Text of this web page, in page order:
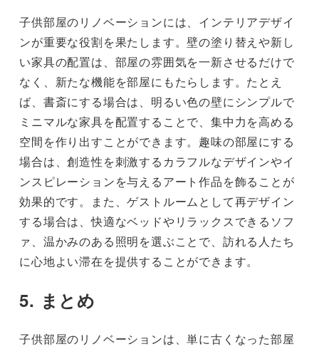
子供部屋のリノベーションには、インテリアデザイ
ンが重要な役割を果たします。壁の塗り替えや新し
い家具の配置は、部屋の雰囲気を一新させるだけで
なく、新たな機能を部屋にもたらします。たとえ
ば、書斎にする場合は、明るい色の壁にシンプルで
ミニマルな家具を配置することで、集中力を高める
空間を作り出すことができます。趣味の部屋にする
場合は、創造性を刺激するカラフルなデザインやイ
ンスピレーションを与えるアート作品を飾ることが
効果的です。また、ゲストルームとして再デザイン
する場合は、快適なベッドやリラックスできるソフ
ァ、温かみのある照明を選ぶことで、訪れる人たち
に心地よい滞在を提供することができます。
5. まとめ
子供部屋のリノベーションは、単に古くなった部屋